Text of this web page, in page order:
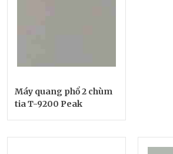
Máy quang phổ 2 chùm
tia T-9200 Peak